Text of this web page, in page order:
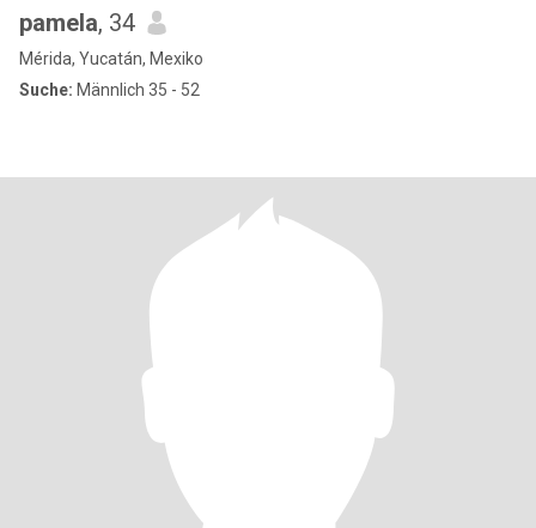
pamela, 34
Mérida, Yucatán, Mexiko
Suche: Männlich 35 - 52